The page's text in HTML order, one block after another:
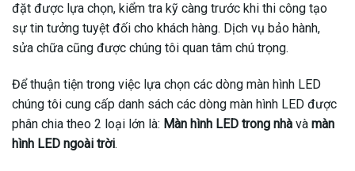
đặt được lựa chọn, kiểm tra kỹ càng trước khi thi công tạo
sự tin tưởng tuyệt đối cho khách hàng. Dịch vụ bảo hành,
sửa chữa cũng được chúng tôi quan tâm chú trọng.
Để thuận tiện trong việc lựa chọn các dòng màn hình LED
chúng tôi cung cấp danh sách các dòng màn hình LED được
phân chia theo 2 loại lớn là: Màn hình LED trong nhà và màn
hình LED ngoài trời.